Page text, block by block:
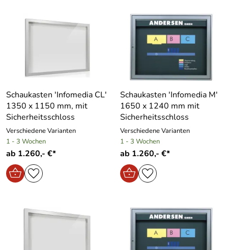
Schaukasten ′Infomedia CL′
1350 x 1150 mm, mit
Sicherheitsschloss
Verschiedene Varianten
1 - 3 Wochen
ab 1.260,- €*
Schaukasten ′Infomedia M′
1650 x 1240 mm mit
Sicherheitsschloss
Verschiedene Varianten
1 - 3 Wochen
ab 1.260,- €*